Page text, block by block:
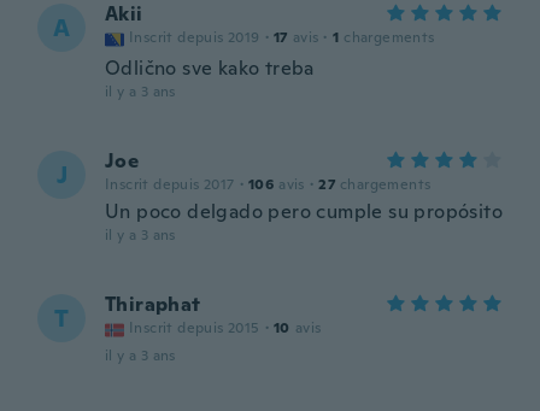
A Akii
Inscrit depuis 2019 · 17 avis · 1 chargements
Odlično sve kako treba
il y a 3 ans
J Joe
Inscrit depuis 2017 · 106 avis · 27 chargements
Un poco delgado pero cumple su propósito
il y a 3 ans
T Thiraphat
Inscrit depuis 2015 · 10 avis
il y a 3 ans